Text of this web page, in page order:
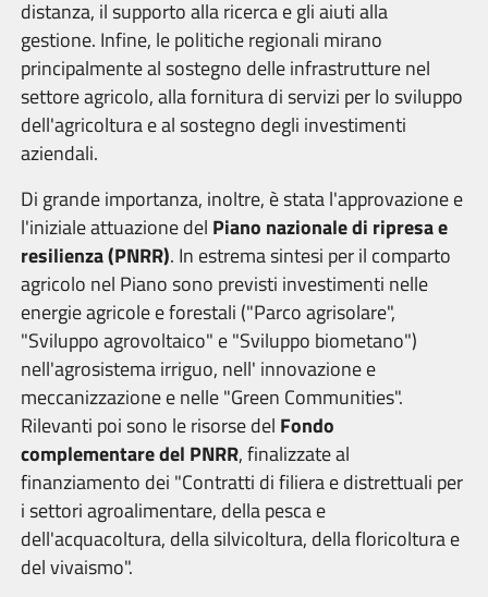
distanza, il supporto alla ricerca e gli aiuti alla
gestione. Infine, le politiche regionali mirano
principalmente al sostegno delle infrastrutture nel
settore agricolo, alla fornitura di servizi per lo sviluppo
dell'agricoltura e al sostegno degli investimenti
aziendali.
Di grande importanza, inoltre, è stata l'approvazione e
l'iniziale attuazione del Piano nazionale di ripresa e
resilienza(PNRR). In estrema sintesi per il comparto
agricolo nel Piano sono previsti investimenti nelle
energie agricole e forestali ("Parco agrisolare",
"Sviluppo agrovoltaico" e "Sviluppo biometano")
nell'agrosistema irriguo, nell' innovazione e
meccanizzazione e nelle "Green Communities".
Rilevanti poi sono le risorse del Fondo
complementaredel PNRR, finalizzate al
finanziamento dei "Contratti di filiera e distrettuali per
i settori agroalimentare, della pesca e
dell'acquacoltura, della silvicoltura, della floricoltura e
del vivaismo".